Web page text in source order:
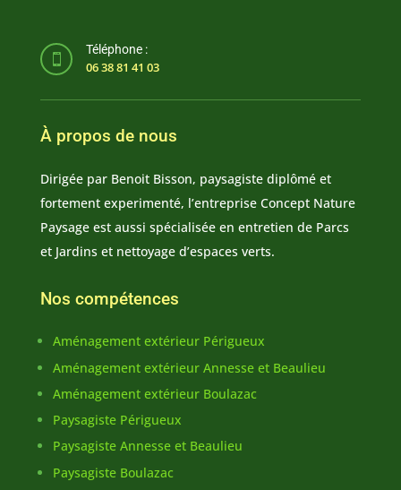

Téléphone :
06 38 81 41 03
À propos de nous
Dirigée par Benoit Bisson, paysagiste diplômé et
fortement experimenté, l’entreprise Concept Nature
Paysage est aussi spécialisée en entretien de Parcs
et Jardins et nettoyage d’espaces verts.
Nos compétences
Aménagement extérieur Périgueux
Aménagement extérieur Annesse et Beaulieu
Aménagement extérieur Boulazac
Paysagiste Périgueux
Paysagiste Annesse et Beaulieu
Paysagiste Boulazac